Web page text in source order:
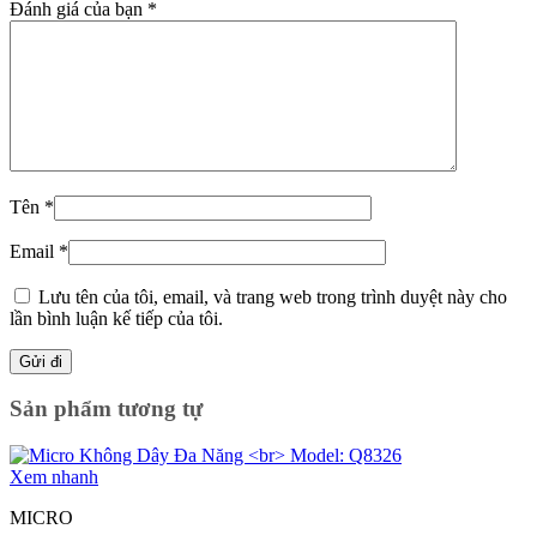
Đánh giá của bạn *
Tên *
Email *
Lưu tên của tôi, email, và trang web trong trình duyệt này cho
lần bình luận kế tiếp của tôi.
Sản phẩm tương tự
Xem nhanh
MICRO